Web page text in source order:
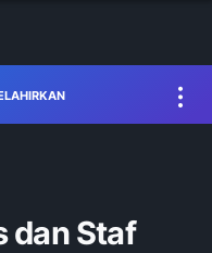
dan Staf